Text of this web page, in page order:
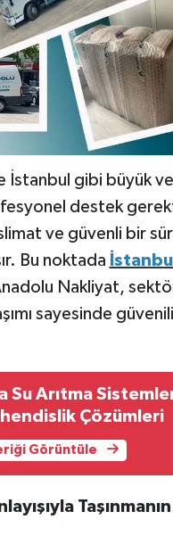
İstanbul gibi büyük
destek
ve güvenli bir
Bu noktada
Nakliyat,
sayesinde
Su Arıtma
Çözümleri
Görüntüle
Taşınmanın